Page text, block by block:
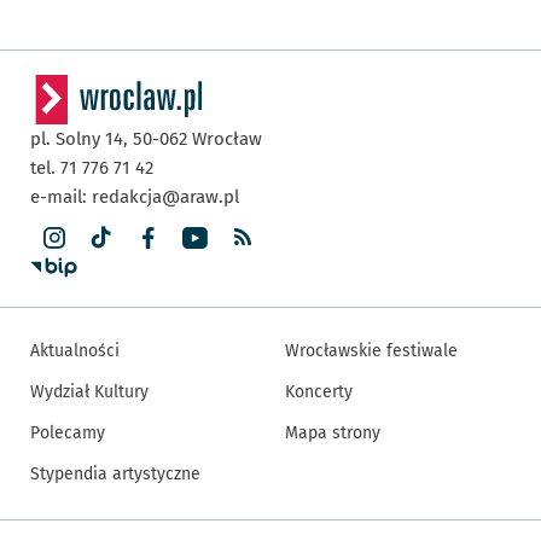
pl. Solny 14, 50-062 Wrocław
tel. 71 776 71 42
e-mail: redakcja@araw.pl
Aktualności
Wydział Kultury
Polecamy
Stypendia artystyczne
Wrocławskie festiwale
Koncerty
Mapa strony